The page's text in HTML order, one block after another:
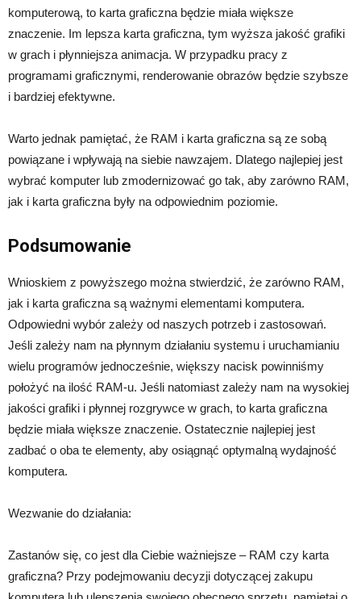
komputerową, to karta graficzna będzie miała większe
znaczenie. Im lepsza karta graficzna, tym wyższa jakość grafiki
w grach i płynniejsza animacja. W przypadku pracy z
programami graficznymi, renderowanie obrazów będzie szybsze
i bardziej efektywne.
Warto jednak pamiętać, że RAM i karta graficzna są ze sobą
powiązane i wpływają na siebie nawzajem. Dlatego najlepiej jest
wybrać komputer lub zmodernizować go tak, aby zarówno RAM,
jak i karta graficzna były na odpowiednim poziomie.
Podsumowanie
Wnioskiem z powyższego można stwierdzić, że zarówno RAM,
jak i karta graficzna są ważnymi elementami komputera.
Odpowiedni wybór zależy od naszych potrzeb i zastosowań.
Jeśli zależy nam na płynnym działaniu systemu i uruchamianiu
wielu programów jednocześnie, większy nacisk powinniśmy
położyć na ilość RAM-u. Jeśli natomiast zależy nam na wysokiej
jakości grafiki i płynnej rozgrywce w grach, to karta graficzna
będzie miała większe znaczenie. Ostatecznie najlepiej jest
zadbać o oba te elementy, aby osiągnąć optymalną wydajność
komputera.
Wezwanie do działania:
Zastanów się, co jest dla Ciebie ważniejsze – RAM czy karta
graficzna? Przy podejmowaniu decyzji dotyczącej zakupu